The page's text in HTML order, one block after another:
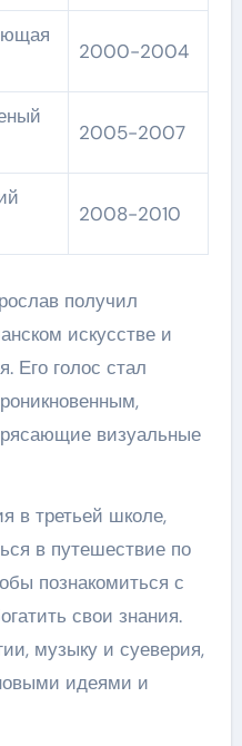
2000-2004
2005-2007
2008-2010
получил
искусстве и
Его голос стал
визуальные
в третьей школе,
в путешествие по
познакомиться с
свои знания.
музыку и суеверия,
идеями и